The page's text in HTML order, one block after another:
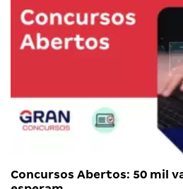
Concursos Abertos: 50 mil